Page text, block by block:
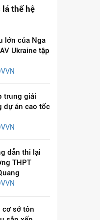
thế hệ
lớn của Nga
Ukraine tập
trung giải
dự án cao tốc
dẫn thi lại
THPT
cơ sở tôn